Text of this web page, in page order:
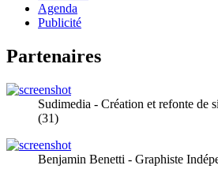
Agenda
Publicité
Partenaires
Sudimedia - Création et refonte de
(31)
Benjamin Benetti - Graphiste